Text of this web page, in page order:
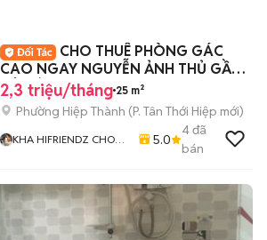
CHO THUÊ PHÒNG GÁC
CAO NGAY NGUYỄN ẢNH THỦ GẦN
TÔ KÝ
2,3 triệu/tháng 25 m²
Phường Hiệp Thành (P. Tân Thới Hiệp mới)
KHA HIFRIENDZ CHO
- TÂN BÌNH
5.0
4đã
bán